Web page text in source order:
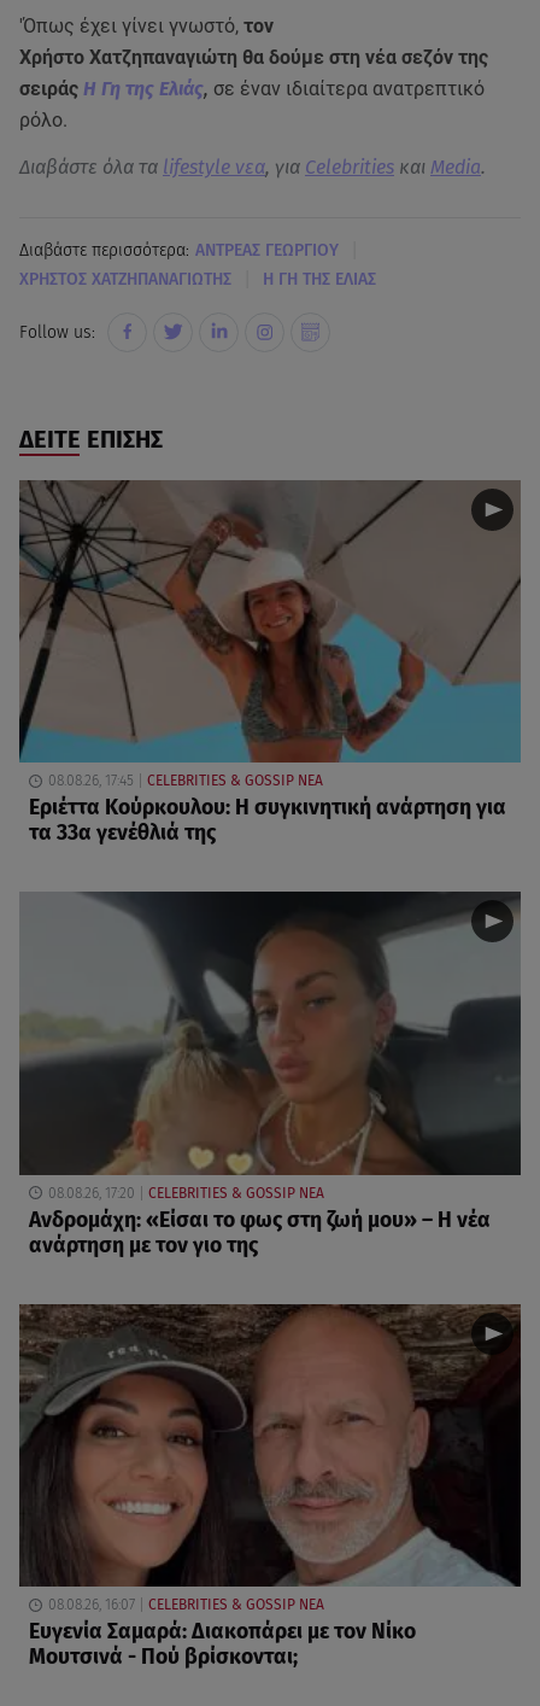
'Όπως έχει γίνει γνωστό, τον
Χρήστο Χατζηπαναγιώτη θα δούμε στη νέα σεζόν της
σειράς Η Γη της Ελιάς, σε έναν ιδιαίτερα ανατρεπτικό
ρόλο.
Διαβάστε όλα τα lifestyle νεα, για Celebrities και Media.
Διαβάστε περισσότερα: ΑΝΤΡΕΑΣ ΓΕΩΡΓΙΟΥ
ΧΡΗΣΤΟΣ ΧΑΤΖΗΠΑΝΑΓΙΩΤΗΣ Η ΓΗ ΤΗΣ ΕΛΙΑΣ
Follow us:
ΔΕΙΤΕ ΕΠΙΣΗΣ
08.08.26, 17:45 CELEBRITIES & GOSSIP ΝΕΑ
Εριέττα Κούρκουλου: Η συγκινητική ανάρτηση για
τα 33α γενέθλιά της
08.08.26, 17:20 CELEBRITIES & GOSSIP ΝΕΑ
Ανδρομάχη: «Είσαι το φως στη ζωή μου» – Η νέα
ανάρτηση με τον γιο της
08.08.26, 16:07 CELEBRITIES & GOSSIP ΝΕΑ
Ευγενία Σαμαρά: Διακοπάρει με τον Νίκο
Μουτσινά - Πού βρίσκονται;